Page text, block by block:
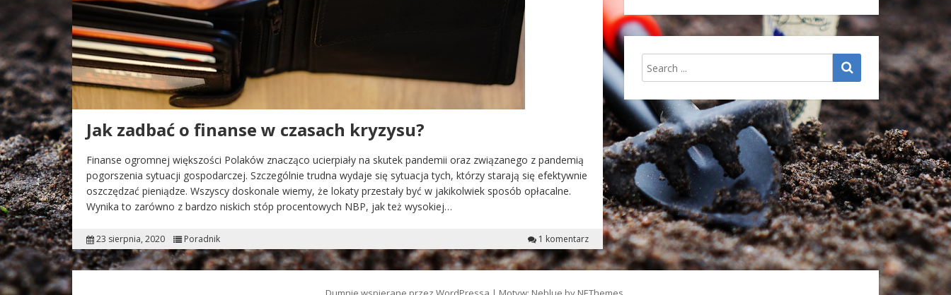
Jak zadbać o finanse w czasach kryzysu?
Finanse ogromnej większości Polaków znacząco ucierpiały na skutek pandemii oraz związanego z pandemią
pogorszenia sytuacji gospodarczej. Szczególnie trudna wydaje się sytuacja tych, którzy starają się efektywnie
oszczędzać pieniądze. Wszyscy doskonale wiemy, że lokaty przestały być w jakikolwiek sposób opłacalne.
Wynika to zarówno z bardzo niskich stóp procentowych NBP, jak też wysokiej…
23 sierpnia, 2020 Poradnik 1 komentarz